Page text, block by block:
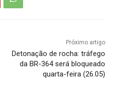
Próximo artigo
Detonação de rocha: tráfego
da BR-364 será bloqueado
quarta-feira (26.05)